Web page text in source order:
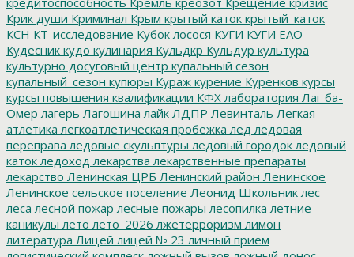
Крик души Криминал Крым крытый каток крытый_каток
КСН КТ-исследование Кубок лосося КУГИ КУГИ ЕАО
Кудесник кудо кулинария Кульдкр Кульдур культура
культурно досуговый центр купальный сезон
купальный_сезон купюры Кураж курение Куренков курсы
курсы повышения квалификации КФХ лаборатория Лаг ба-
Омер лагерь Лагошина лайк ЛДПР Левинталь Легкая
атлетика легкоатлетическая пробежка лед ледовая
переправа ледовые скульптуры ледовый городок ледовый
каток ледоход лекарства лекарственные препараты
лекарство Ленинская ЦРБ Ленинский район Ленинское
Ленинское сельское поселение Леонид Школьник лес
леса лесной пожар лесные пожары лесопилка летние
каникулы лето лето_2026 лжетерроризм лимон
литература Лицей лицей № 23 личный прием